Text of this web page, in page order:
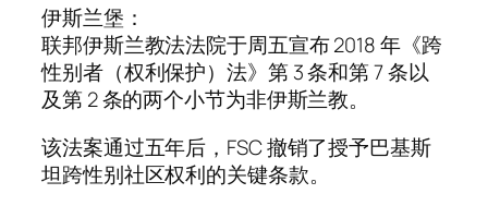
伊斯兰堡：
联邦伊斯兰教法法院于周五宣布 2018 年《跨
性别者（权利保护）法》第 3 条和第 7 条以
及第 2 条的两个小节为非伊斯兰教。
该法案通过五年后，FSC 撤销了授予巴基斯
坦跨性别社区权利的关键条款。